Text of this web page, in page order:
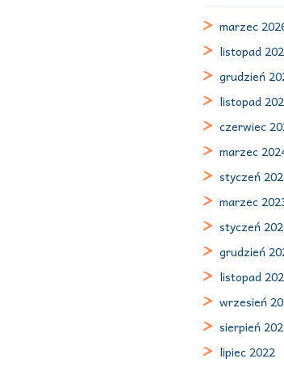
marzec
listopad
grudzień
listopad
czerwiec
marzec
styczeń
marzec
styczeń
grudzień
listopad
wrzesień
sierpień
lipiec 2022